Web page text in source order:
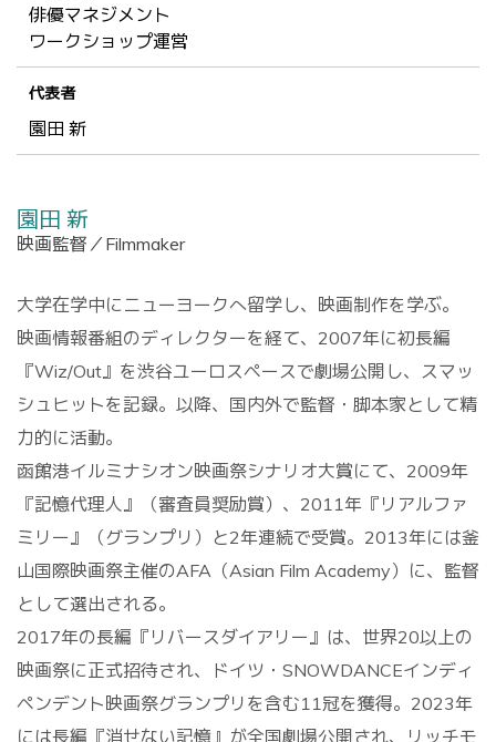
俳優マネジメント
ワークショップ運営
代表者
園田 新
園田 新
映画監督／Filmmaker
大学在学中にニューヨークへ留学し、映画制作を学ぶ。
映画情報番組のディレクターを経て、2007年に初長編
『Wiz/Out』を渋谷ユーロスペースで劇場公開し、スマッ
シュヒットを記録。以降、国内外で監督・脚本家として精
力的に活動。
函館港イルミナシオン映画祭シナリオ大賞にて、2009年
『記憶代理人』（審査員奨励賞）、2011年『リアルファ
ミリー』（グランプリ）と2年連続で受賞。2013年には釜
山国際映画祭主催のAFA（Asian Film Academy）に、監督
として選出される。
2017年の長編『リバースダイアリー』は、世界20以上の
映画祭に正式招待され、ドイツ・SNOWDANCEインディ
ペンデント映画祭グランプリを含む11冠を獲得。 2023年
には長編『消せない記憶』が全国劇場公開され、リッチモ